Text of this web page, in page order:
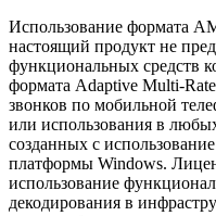
Использование формата
настоящий продукт не
функциональных средств
формата Adaptive Multi-Rate
звонков по мобильной
или использования в
созданных с
платформы Windows.
использование
декодирования в